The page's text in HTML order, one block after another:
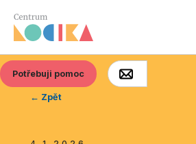
Potřebuji pomoc
← Zpět